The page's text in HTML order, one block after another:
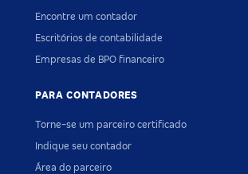
Encontre um contador
Escritórios de contabilidade
Empresas de BPO financeiro
PARA CONTADORES
Torne-se um parceiro certificado
Indique seu contador
Área do parceiro